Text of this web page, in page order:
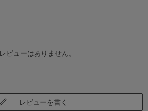
レビューはありません。
レビューを書く